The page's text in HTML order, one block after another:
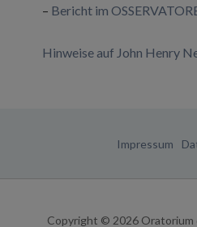
– Bericht im
Hinweise auf John Henry
Impressum
Copyright © 2026 Oratorium